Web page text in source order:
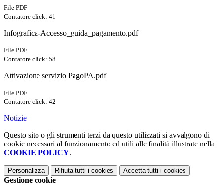
File PDF
Contatore click: 41
Infografica-Accesso_guida_pagamento.pdf
File PDF
Contatore click: 58
Attivazione servizio PagoPA.pdf
File PDF
Contatore click: 42
Notizie
Questo sito o gli strumenti terzi da questo utilizzati si avvalgono di
cookie necessari al funzionamento ed utili alle finalità illustrate nella
COOKIE POLICY.
Personalizza Rifiuta tutti i cookies Accetta tutti i cookies
Gestione cookie